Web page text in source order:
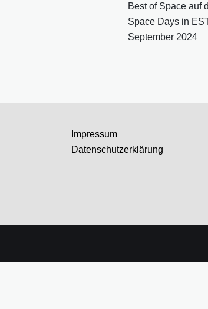
Best of Space auf
Space Days in
September 2024
Impressum
Datenschutzerklärung